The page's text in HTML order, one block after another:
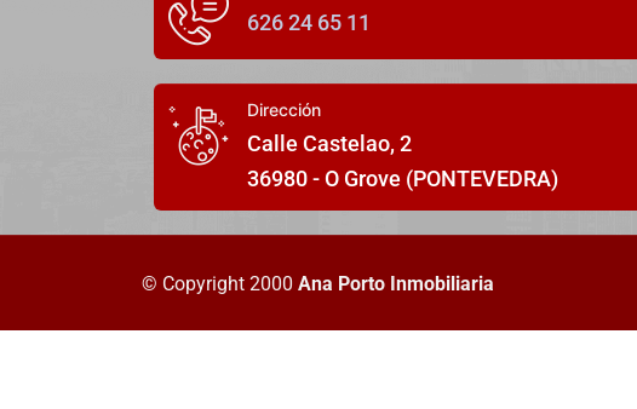
626 24 65 11
Dirección
Calle Castelao, 2
36980 - O Grove (PONTEVEDRA)
© Copyright 2000 Ana Porto Inmobiliaria